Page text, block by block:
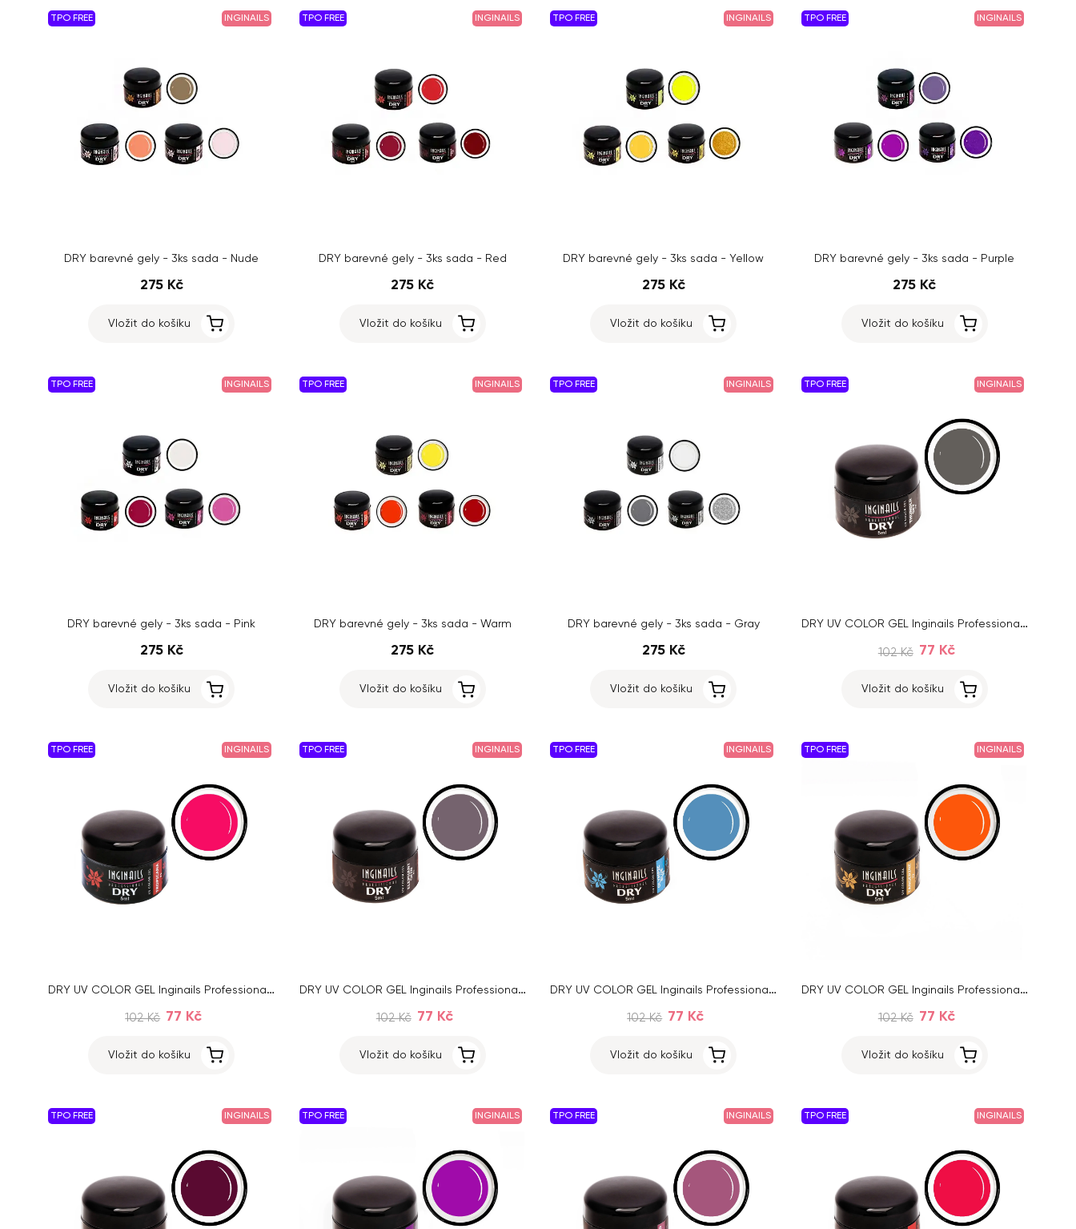
TPO FREE INGINAILS
DRY barevné gely - 3ks sada - Nude
275 Kč
Vložit do košíku
TPO FREE INGINAILS
DRY barevné gely - 3ks sada - Red
275 Kč
Vložit do košíku
TPO FREE INGINAILS
DRY barevné gely - 3ks sada - Yellow
275 Kč
Vložit do košíku
TPO FREE INGINAILS
DRY barevné gely - 3ks sada - Purple
275 Kč
Vložit do košíku
TPO FREE INGINAILS
DRY barevné gely - 3ks sada - Pink
275 Kč
Vložit do košíku
TPO FREE INGINAILS
DRY barevné gely - 3ks sada - Warm
275 Kč
Vložit do košíku
TPO FREE INGINAILS
DRY barevné gely - 3ks sada - Gray
275 Kč
Vložit do košíku
TPO FREE INGINAILS
DRY UV COLOR GEL Inginails Professional – Thunder Sky 79, 5 ml
102 Kč 77 Kč
Vložit do košíku
TPO FREE INGINAILS
DRY UV COLOR GEL Inginails Professional - Tropicana 71, 5 g
102 Kč 77 Kč
Vložit do košíku
TPO FREE INGINAILS
DRY UV COLOR GEL Inginails Professional – Elephant Skin 81, 5 ml
102 Kč 77 Kč
Vložit do košíku
TPO FREE INGINAILS
DRY UV COLOR GEL Inginails Professional – Olympic Blue 78, 5 ml
102 Kč 77 Kč
Vložit do košíku
TPO FREE INGINAILS
DRY UV COLOR GEL Inginails Professional – Tangerine 73, 5 ml
102 Kč 77 Kč
Vložit do košíku
TPO FREE INGINAILS TPO FREE INGINAILS TPO FREE INGINAILS TPO FREE INGINAILS